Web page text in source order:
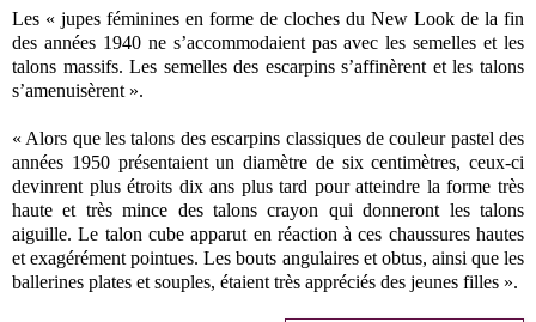
Les « jupes féminines en forme de cloches du New Look de la fin
des années 1940 ne s’accommodaient pas avec les semelles et les
talons massifs. Les semelles des escarpins s’affinèrent et les talons
s’amenuisèrent ».
« Alors que les talons des escarpins classiques de couleur pastel des
années 1950 présentaient un diamètre de six centimètres, ceux-ci
devinrent plus étroits dix ans plus tard pour atteindre la forme très
haute et très mince des talons crayon qui donneront les talons
aiguille. Le talon cube apparut en réaction à ces chaussures hautes
et exagérément pointues. Les bouts angulaires et obtus, ainsi que les
ballerines plates et souples, étaient très appréciés des jeunes filles ».